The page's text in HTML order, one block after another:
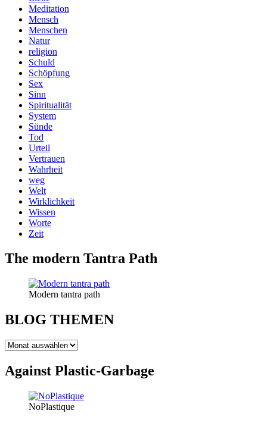
Meditation
Mensch
Menschen
Natur
religion
Schuld
Schöpfung
Sex
Sinn
Spiritualität
System
Sünde
Tod
Urteil
Vertrauen
Wahrheit
weg
Welt
Wirklichkeit
Wissen
Worte
Zeit
The modern Tantra Path
Modern tantra path
BLOG THEMEN
BLOG
Against Plastic-Garbage
NoPlastique